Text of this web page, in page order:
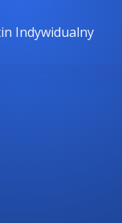
Indywidualny